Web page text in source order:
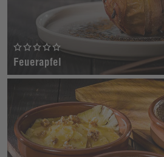
Feuerapfel